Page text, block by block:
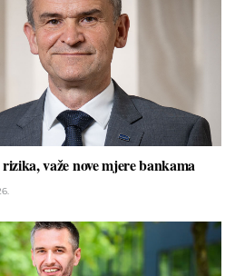
važe nove mjere bankama